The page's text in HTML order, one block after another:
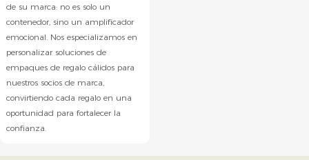
de su marca: no es solo un
contenedor, sino un amplificador
emocional. Nos especializamos en
personalizar soluciones de
empaques de regalo cálidos para
nuestros socios de marca,
convirtiendo cada regalo en una
oportunidad para fortalecer la
confianza.